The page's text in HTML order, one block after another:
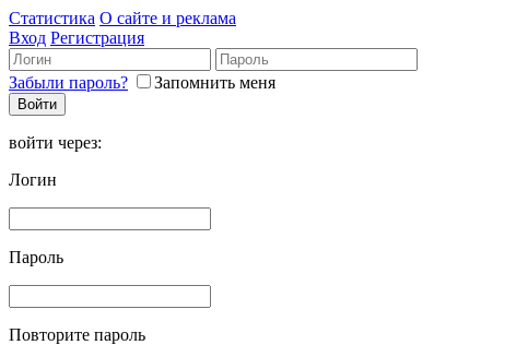
Статистика О сайте и реклама
Вход Регистрация
Забыли пароль? Запомнить меня
войти через:
Логин
Пароль
Повторите пароль